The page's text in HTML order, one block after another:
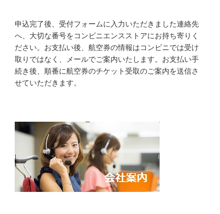
申込完了後、受付フォームに入力いただきました連絡先
へ、大切な番号をコンビニエンスストアにお持ち寄りく
ださい。お支払い後、航空券の情報はコンビニでは受け
取りではなく、メールでご案内いたします。お支払い手
続き後、順番に航空券のチケット受取のご案内を送信さ
せていただきます。